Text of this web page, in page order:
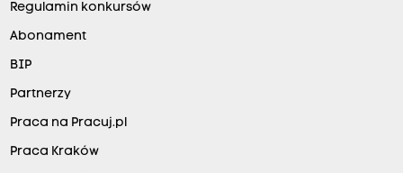
Regulamin konkursów
Abonament
BIP
Partnerzy
Praca na Pracuj.pl
Praca Kraków